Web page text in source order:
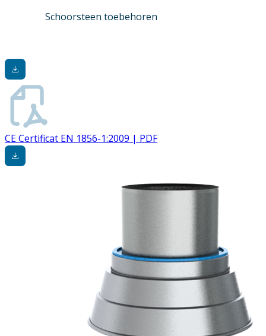
Schoorsteen toebehoren
CE Certificat EN 1856-1:2009 | PDF